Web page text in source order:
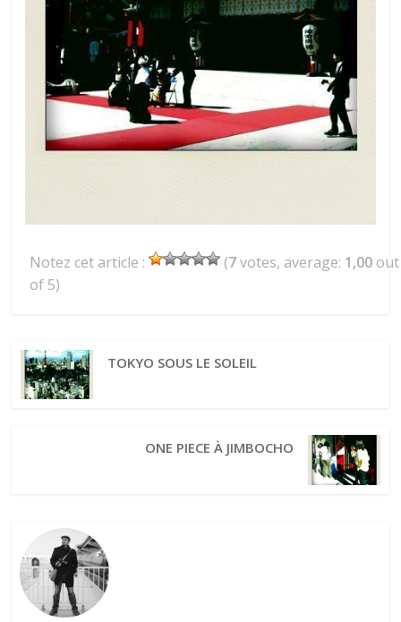
Notez cet article : (7votes, average: 1,00 out
of 5)
TOKYO SOUS LE SOLEIL
ONE PIECE À JIMBOCHO